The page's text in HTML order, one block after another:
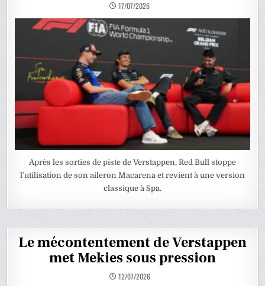
17/07/2026
Après les sorties de piste de Verstappen, Red Bull stoppe
l’utilisation de son aileron Macarena et revient à une version
classique à Spa.
Le mécontentement de Verstappen
met Mekies sous pression
12/07/2026